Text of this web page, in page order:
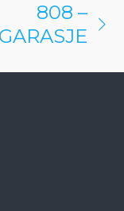
808 –
GARASJE